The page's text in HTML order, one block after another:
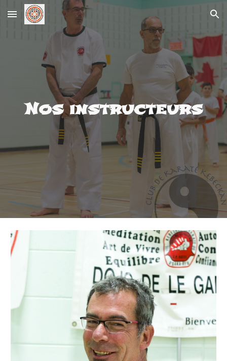
Skip to main content Skip to navigation
Nos instructeurs